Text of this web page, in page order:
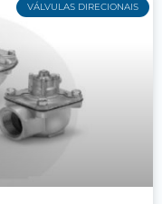
VÁLVULAS DIRECIONAIS